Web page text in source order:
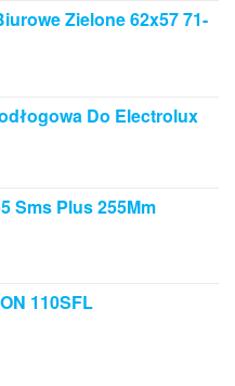
Zielone 62x57 71-
Do Electrolux
Sms Plus 255Mm
110SFL